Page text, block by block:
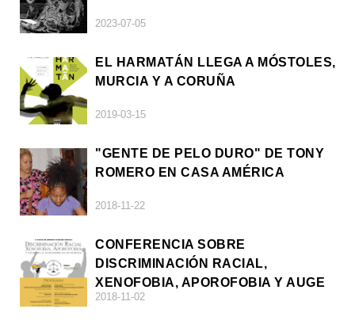
2023-07-05
EL HARMATÁN LLEGA A MÓSTOLES,
MURCIA Y A CORUÑA
2019-03-15
"GENTE DE PELO DURO" DE TONY
ROMERO EN CASA AMÉRICA
2018-11-22
CONFERENCIA SOBRE
DISCRIMINACIÓN RACIAL,
XENOFOBIA, APOROFOBIA Y AUGE
DE LA ULTRADERECHA EN EUROPA
2018-11-02